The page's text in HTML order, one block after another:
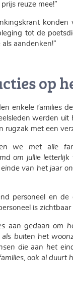
reuze mee!”
tot de
aandenken!”
op
enkele families
werden
rugzak met een
we met alle
om jullie
van het jaar
personeel en
is
aan gedaan om
buiten het
die aan het
ook al duurt